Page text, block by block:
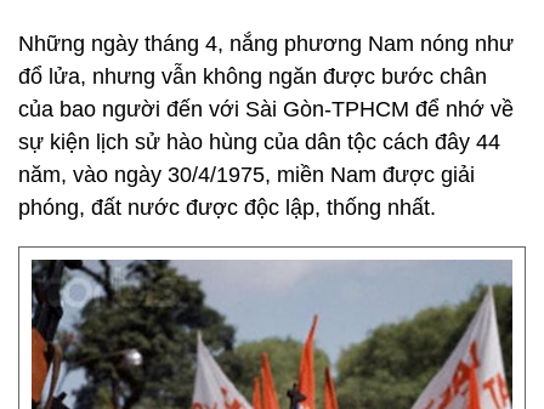
Những ngày tháng 4, nắng phương Nam nóng như
đổ lửa, nhưng vẫn không ngăn được bước chân
của bao người đến với Sài Gòn-TPHCM để nhớ về
sự kiện lịch sử hào hùng của dân tộc cách đây 44
năm, vào ngày 30/4/1975, miền Nam được giải
phóng, đất nước được độc lập, thống nhất.